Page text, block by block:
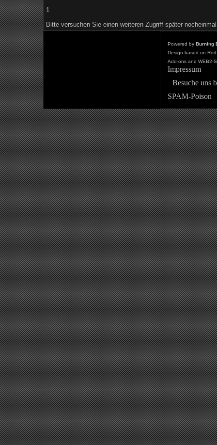
1
Bitte versuchen Sie einen weiteren Zugriff später
Powered by Burning
Design based on
Add-ons and WEB2-
Impressum
Besuche uns
SPAM-Poison